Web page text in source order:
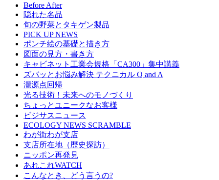
Before After
隠れた名品
旬の野菜とタキゲン製品
PICK UP NEWS
ポンチ絵の基礎と描き方
図面の見方・書き方
キャビネット工業会規格「CA300」集中講義
ズバッとお悩み解決 テクニカル Q and A
瀧源点回帰
光る技術！未来へのモノづくり
ちょっとユニークなお客様
ビジサスニュース
ECOLOGY NEWS SCRAMBLE
わが街わが支店
支店所在地（歴史探訪）
ニッポン再発見
あれこれWATCH
こんなとき、どう言うの?